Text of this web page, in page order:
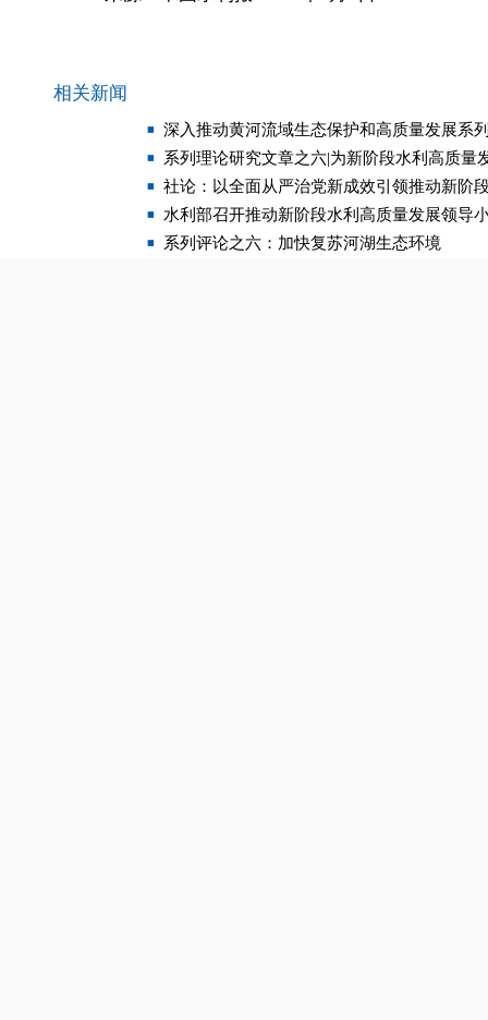
相关新闻
深入推动黄河流域生态保护和高质量发展系
系列理论研究文章之六|为新阶段水利高质量
社论：以全面从严治党新成效引领推动新阶
水利部召开推动新阶段水利高质量发展领导
系列评论之六：加快复苏河湖生态环境